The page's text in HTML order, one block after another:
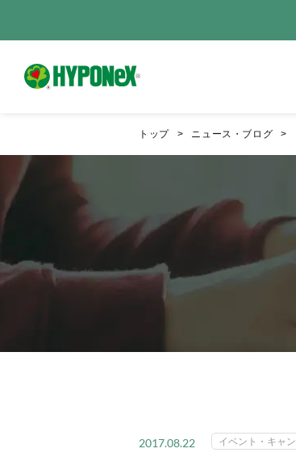
トップ ニュース・ブログ
2017.08.22 イベント・キャ